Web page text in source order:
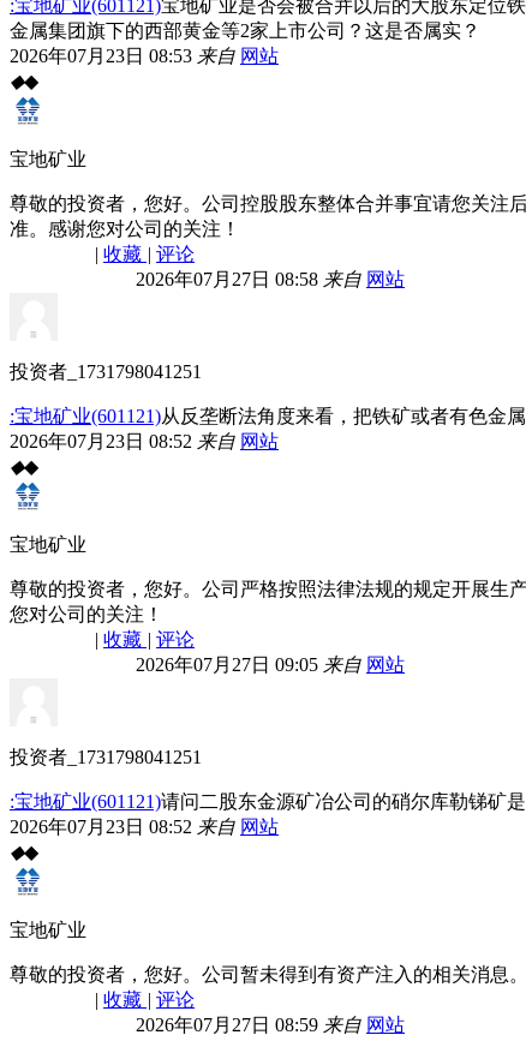
:宝地矿业(601121)宝地矿业是否会被合并以后的大股东定位
金属集团旗下的西部黄金等2家上市公司？这是否属实？
2026年07月23日 08:53 来自 网站
◆◆
宝地矿业
尊敬的投资者，您好。公司控股股东整体合并事宜请您关注
准。感谢您对公司的关注！
| 收藏 | 评论
2026年07月27日 08:58 来自 网站
投资者_1731798041251
:宝地矿业(601121)从反垄断法角度来看，把铁矿或者有色金
2026年07月23日 08:52 来自 网站
◆◆
宝地矿业
尊敬的投资者，您好。公司严格按照法律法规的规定开展生
您对公司的关注！
| 收藏 | 评论
2026年07月27日 09:05 来自 网站
投资者_1731798041251
:宝地矿业(601121)请问二股东金源矿冶公司的硝尔库勒锑矿
2026年07月23日 08:52 来自 网站
◆◆
宝地矿业
尊敬的投资者，您好。公司暂未得到有资产注入的相关消息
| 收藏 | 评论
2026年07月27日 08:59 来自 网站